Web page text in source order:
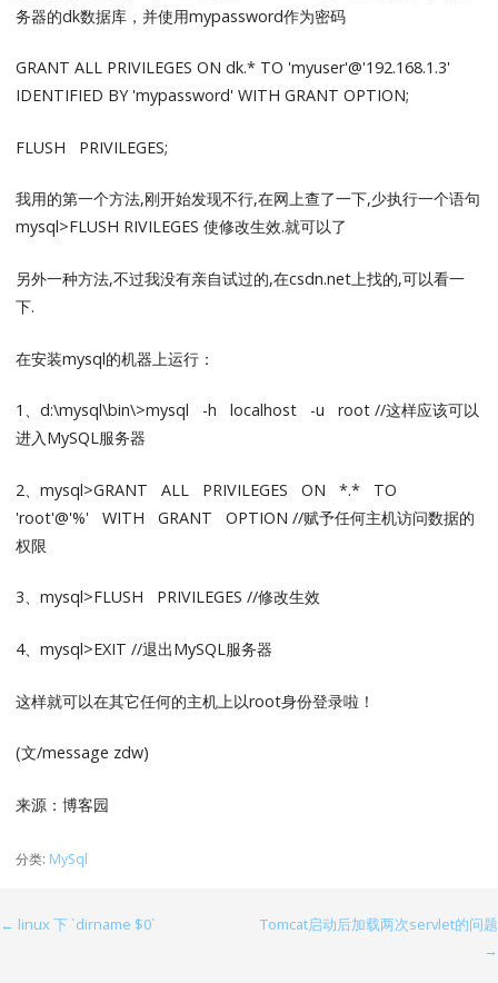
务器的dk数据库，并使用mypassword作为密码
GRANT ALL PRIVILEGES ON dk.* TO 'myuser'@'192.168.1.3'
IDENTIFIED BY 'mypassword' WITH GRANT OPTION;
FLUSH PRIVILEGES;
我用的第一个方法,刚开始发现不行,在网上查了一下,少执行一个语句
mysql>FLUSH RIVILEGES 使修改生效.就可以了
另外一种方法,不过我没有亲自试过的,在csdn.net上找的,可以看一
下.
在安装mysql的机器上运行：
1、d:\mysql\bin\>mysql -h localhost -u root //这样应该可以
进入MySQL服务器
2、mysql>GRANT ALL PRIVILEGES ON *.* TO
'root'@'%' WITH GRANT OPTION //赋予任何主机访问数据的
权限
3、mysql>FLUSH PRIVILEGES //修改生效
4、mysql>EXIT //退出MySQL服务器
这样就可以在其它任何的主机上以root身份登录啦！
(文/message zdw)
来源：博客园
分类: MySql
文
← linux 下 `dirname $0`
Tomcat启动后加载两次servlet的问题
→